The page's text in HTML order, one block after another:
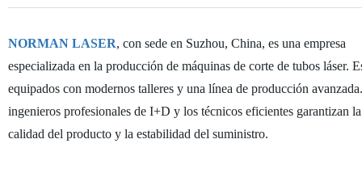
NORMAN LASER, con sede en Suzhou, China, es una empresa
especializada en la producción de máquinas de corte de tubos láser.
equipados con modernos talleres y una línea de producción
ingenieros profesionales de I+D y los técnicos eficientes garantizan la
calidad del producto y la estabilidad del suministro.